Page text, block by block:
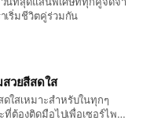
เริ่มชีวิตคู่ร่วมกัน
วยสีสดใส
ใสเหมาะสำหรับในทุกๆ
ต้องติดมือไปเพื่อเซอร์ไพร์ส